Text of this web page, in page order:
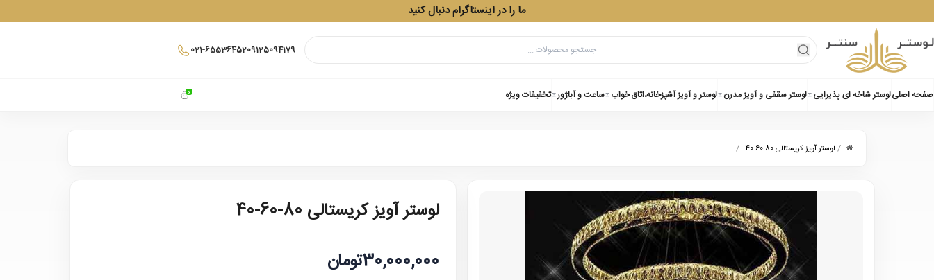
ما را در اینستاگرام دنبال کنید
021-6553645209125094179
0 صفحه اصلیلوستر شاخه ای پذیرایی لوستر سقفی و آویز مدرن لوستر و آویز آشپزخانه،اتاق خواب ساعت و آباژور تخفیفات ویژه
/ لوستر آویز کریستالی 80-60-40 /
لوستر آویز کریستالی 80-60-40
30,000,000تومان